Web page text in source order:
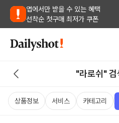
앱에서만 받을 수 있는 혜택
선착순 첫구매 최저가 쿠폰
"라로쉬" 검
상품정보 서비스 카테고리